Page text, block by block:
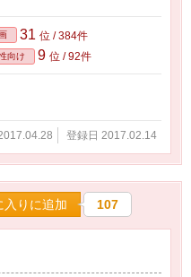
31 位 / 384件
向け 9 位 / 92件
登録日 2017.02.14
入りに追加 107